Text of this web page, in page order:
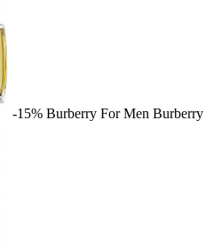
-15% Burberry For Men Burberry